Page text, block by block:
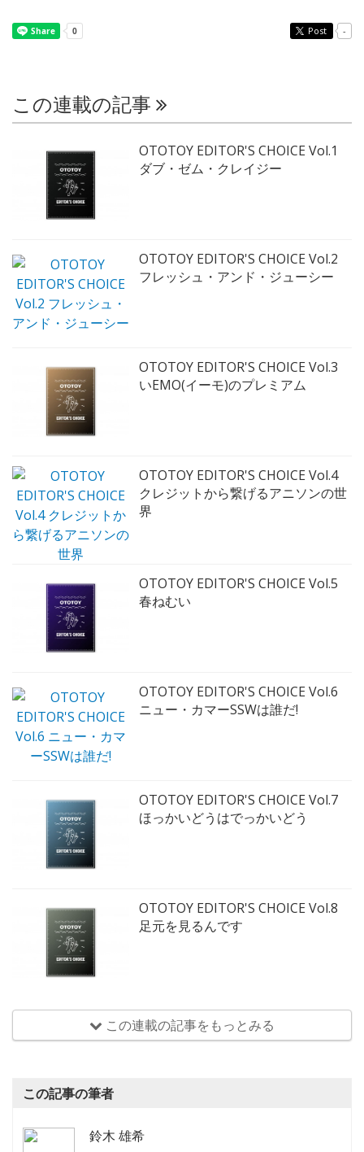
Post -
この連載の記事
OTOTOY EDITOR'S CHOICE Vol.1
ダブ・ゼム・クレイジー
OTOTOY EDITOR'S CHOICE Vol.2
フレッシュ・アンド・ジューシー
OTOTOY EDITOR'S CHOICE Vol.3
いEMO(イーモ)のプレミアム
OTOTOY EDITOR'S CHOICE Vol.4
クレジットから繋げるアニソンの世
界
OTOTOY EDITOR'S CHOICE Vol.5
春ねむい
OTOTOY EDITOR'S CHOICE Vol.6
ニュー・カマーSSWは誰だ!
OTOTOY EDITOR'S CHOICE Vol.7
ほっかいどうはでっかいどう
OTOTOY EDITOR'S CHOICE Vol.8
足元を見るんです
この連載の記事をもっとみる
この記事の筆者
鈴木 雄希